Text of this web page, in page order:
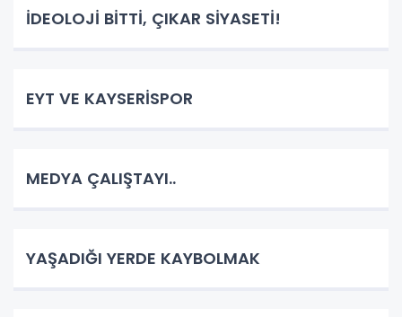
İDEOLOJİ BİTTİ, ÇIKAR SİYASETİ!
EYT VE KAYSERİSPOR
MEDYA ÇALIŞTAYI..
YAŞADIĞI YERDE KAYBOLMAK